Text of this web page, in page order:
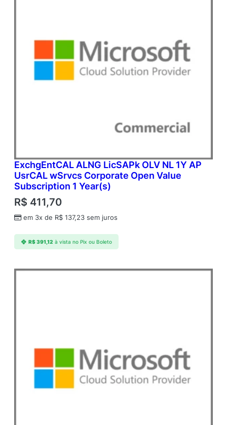
ExchgEntCAL ALNG LicSAPk OLV NL 1Y AP
UsrCAL wSrvcs Corporate Open Value
Subscription 1 Year(s)
R$ 411,70
em 3x de R$ 137,23 sem juros
R$391,12 à vista no Pix ou Boleto